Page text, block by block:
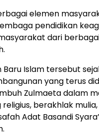
elemen
pendidikan
dari
Baru Islam tersebut
yang terus
Zulmaeta dalam
berakhlak
Adat Basandi